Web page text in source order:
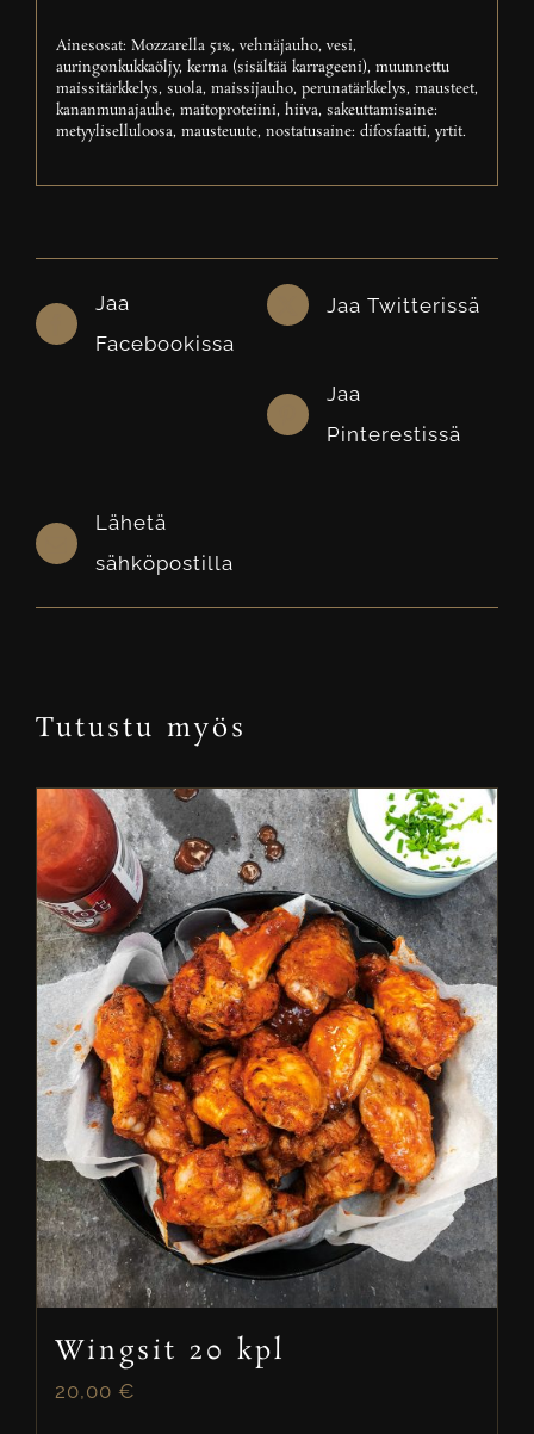
Ainesosat: Mozzarella 51%, vehnäjauho, vesi,
auringonkukkaöljy, kerma (sisältää karrageeni), muunnettu
maissitärkkelys, suola, maissijauho, perunatärkkelys, mausteet,
kananmunajauhe, maitoproteiini, hiiva, sakeuttamisaine:
metyyliselluloosa, mausteuute, nostatusaine: difosfaatti, yrtit.
Jaa
Facebookissa
Jaa Twitterissä
Jaa
Pinterestissä
Lähetä
sähköpostilla
Tutustu myös
Wingsit 20 kpl
20,00 €